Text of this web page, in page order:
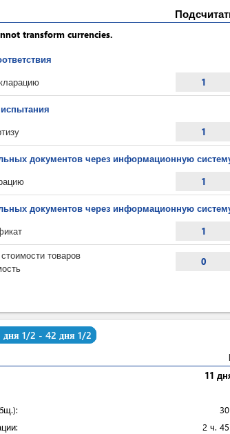
transform currencies.
1
1
документов через информационную
1
документов через информационную
1
товаров
0
дня 1/2 - 42 дня 1/2
11
2 ч.